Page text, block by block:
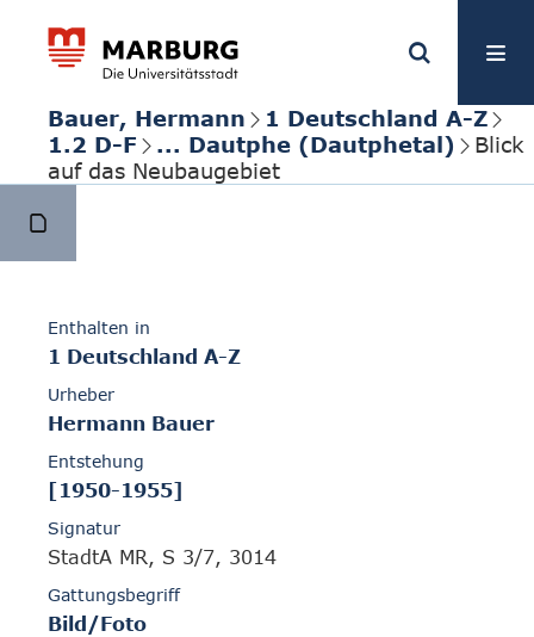
Bauer, Hermann
1 Deutschland A-Z
1.2 D-F
... Dautphe (Dautphetal)
Blick
auf das Neubaugebiet
Enthalten in
1 Deutschland A-Z
Urheber
Hermann Bauer
Entstehung
[1950-1955]
Signatur
StadtA MR, S 3/7, 3014
Gattungsbegriff
Bild/Foto